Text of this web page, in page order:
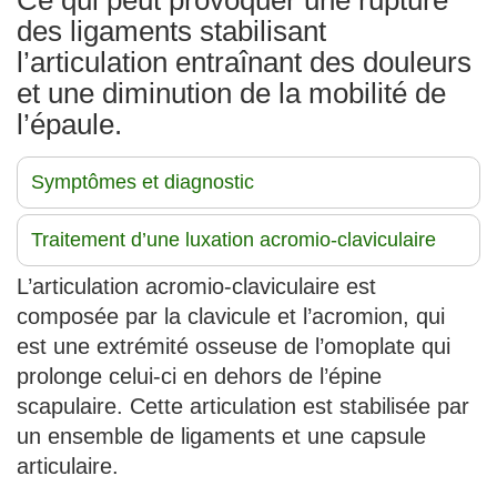
des ligaments stabilisant
l’articulation entraînant des douleurs
et une diminution de la mobilité de
l’épaule.
Symptômes et diagnostic
Traitement d’une luxation acromio-claviculaire
L’articulation acromio-claviculaire est
composée par la clavicule et l’acromion, qui
est une extrémité osseuse de l’omoplate qui
prolonge celui-ci en dehors de l’épine
scapulaire. Cette articulation est stabilisée par
un ensemble de ligaments et une capsule
articulaire.